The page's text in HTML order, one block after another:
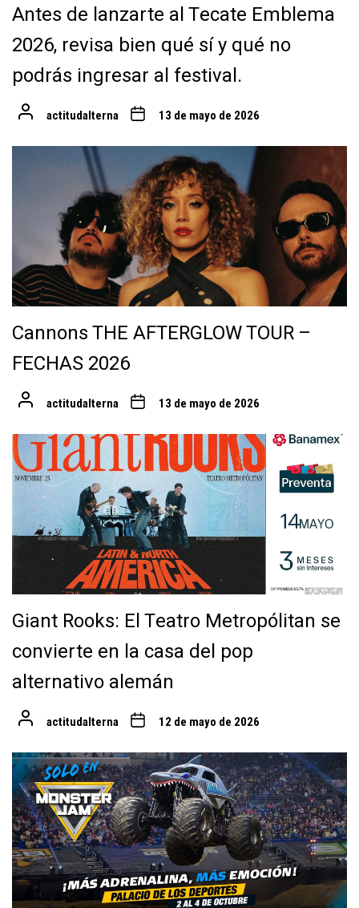
Antes de lanzarte al Tecate Emblema
2026, revisa bien qué sí y qué no
podrás ingresar al festival.
actitudalterna 13 de mayo de 2026
Cannons THE AFTERGLOW TOUR –
FECHAS 2026
actitudalterna 13 de mayo de 2026
Giant Rooks: El Teatro Metropólitan se
convierte en la casa del pop
alternativo alemán
actitudalterna 12 de mayo de 2026